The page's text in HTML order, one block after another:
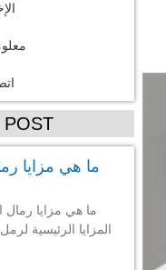
POST
ما هي مزايا
ما هي مزايا رمال
المزايا الرئيسية